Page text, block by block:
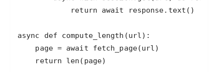
return
await response. text
async def compute_length (url
page = await fetch_page(url
return
len ( page